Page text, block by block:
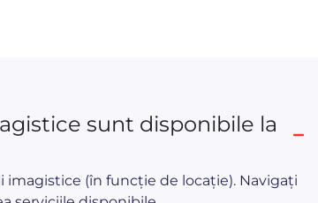
sunt disponibile la
(în funcție de locație). Navigați